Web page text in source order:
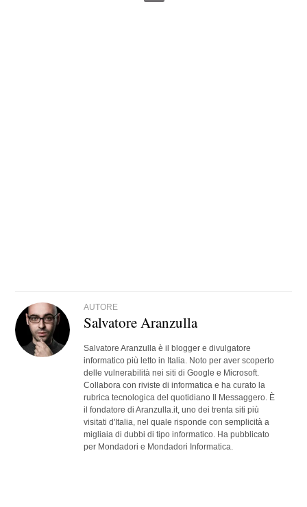
AUTORE
Salvatore Aranzulla
Salvatore Aranzulla è il blogger e divulgatore
informatico più letto in Italia. Noto per aver scoperto
delle vulnerabilità nei siti di Google e Microsoft.
Collabora con riviste di informatica e ha curato la
rubrica tecnologica del quotidiano Il Messaggero. È
il fondatore di Aranzulla.it, uno dei trenta siti più
visitati d'Italia, nel quale risponde con semplicità a
migliaia di dubbi di tipo informatico. Ha pubblicato
per Mondadori e Mondadori Informatica.